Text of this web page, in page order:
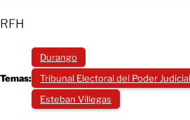
RFH
Temas:
Durango
Tribunal Electoral del Poder
Esteban Villegas